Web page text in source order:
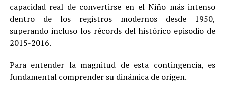
capacidad real de convertirse en el Niño más intenso
dentro de los registros modernos desde 1950,
superando incluso los récords del histórico episodio de
2015-2016.
Para entender la magnitud de esta contingencia, es
fundamental comprender su dinámica de origen.